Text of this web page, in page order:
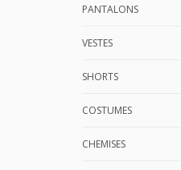
PANTALONS
VESTES
SHORTS
COSTUMES
CHEMISES